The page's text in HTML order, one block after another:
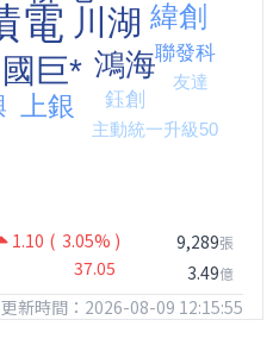
1.10 ( 3.05% )
37.05
9,289張
3.49億
更新時間：2026-08-09 12:15:55